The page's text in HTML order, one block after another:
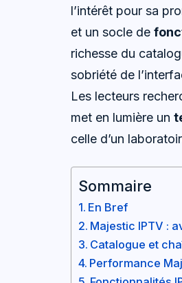
l’intérêt pour sa
et un socle de
richesse du
sobriété de
Les lecteurs
met en lumière un
celle d’un
Sommaire
En Bref
Majestic IPTV :
Catalogue et
Performance